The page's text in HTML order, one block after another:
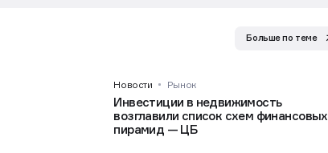
Больше по теме
Новости Рынок
Инвестиции в недвижимость
возглавили список схем финансовых
пирамид — ЦБ